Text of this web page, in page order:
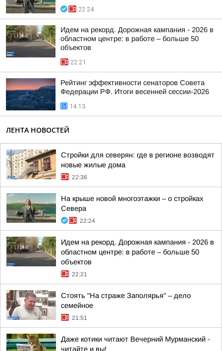
22:24
Идем на рекорд. Дорожная кампания - 2026 в
областном центре: в работе – больше 50
объектов
22:21
Рейтинг эффективности сенаторов Совета
Федерации РФ. Итоги весенней сессии-2026
14:13
ЛЕНТА НОВОСТЕЙ
Стройки для северян: где в регионе возводят
новые жилые дома
22:36
На крыше новой многоэтажки – о стройках
Севера
22:24
Идем на рекорд. Дорожная кампания - 2026 в
областном центре: в работе – больше 50
объектов
22:21
Стоять "На страже Заполярья" – дело
семейное
21:51
Даже котики читают Вечерний Мурманский -
читайте и вы!